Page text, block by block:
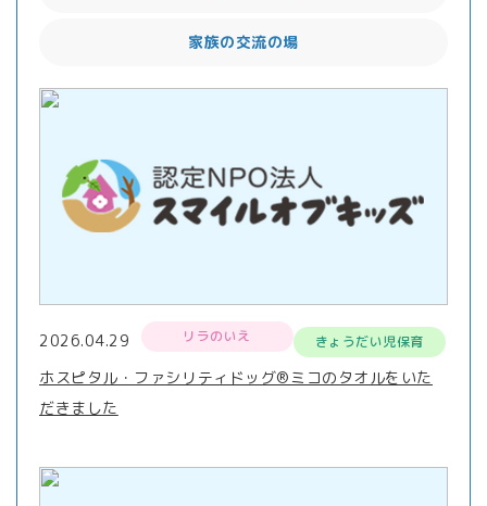
家族の交流の場
2026.04.29 リラのいえ きょうだい児保育
ホスピタル・ファシリティドッグ®ミコのタオルをいた
だきました